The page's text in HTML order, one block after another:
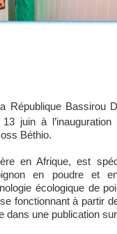
République Bassirou
juin à l’inauguration
Béthio.
en Afrique, est
en poudre et
écologique de
fonctionnant à partir
dans une publication